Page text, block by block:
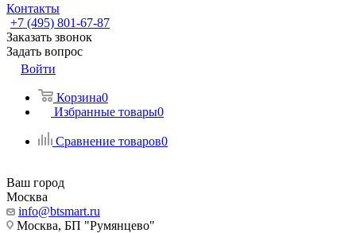
Контакты
+7 (495) 801-67-87
Заказать звонок
Задать вопрос
Войти
Корзина0
Избранные товары0
Сравнение товаров0
Ваш город
Москва
info@btsmart.ru
Москва, БП "Румянцево"